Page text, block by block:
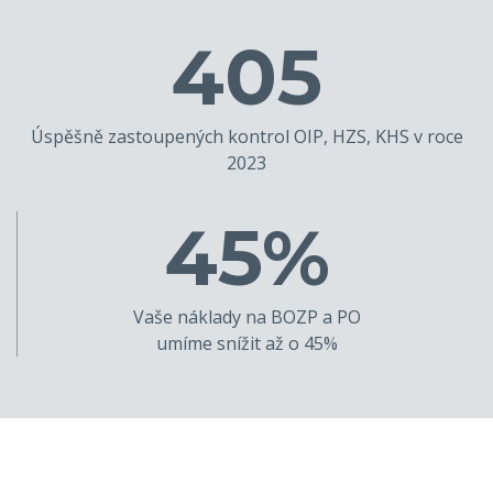
405
Úspěšně zastoupených kontrol OIP, HZS, KHS v roce
2023
45%
Vaše náklady na BOZP a PO
umíme snížit až o 45%